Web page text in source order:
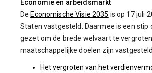
Economie en arbeidsmarkt
De Economische Visie 2035 is op 17 juli
Staten vastgesteld. Daarmee is een stip
gezet om de brede welvaart te
maatschappelijke doelen zijn
Het vergroten van het